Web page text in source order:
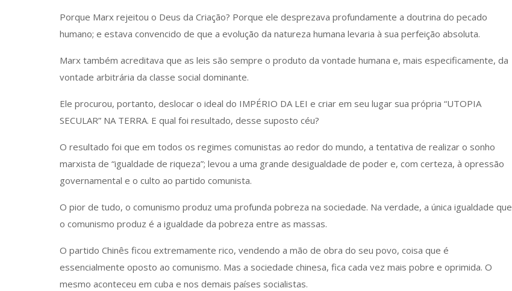
Porque Marx rejeitou o Deus da Criação? Porque ele desprezava profundamente a doutrina do pecado
humano; e estava convencido de que a evolução da natureza humana levaria à sua perfeição absoluta.
Marx também acreditava que as leis são sempre o produto da vontade humana e, mais especificamente, da
vontade arbitrária da classe social dominante.
Ele procurou, portanto, deslocar o ideal do IMPÉRIO DA LEI e criar em seu lugar sua própria “UTOPIA
SECULAR” NA TERRA. E qual foi resultado, desse suposto céu?
O resultado foi que em todos os regimes comunistas ao redor do mundo, a tentativa de realizar o sonho
marxista de “igualdade de riqueza”; levou a uma grande desigualdade de poder e, com certeza, à opressão
governamental e o culto ao partido comunista.
O pior de tudo, o comunismo produz uma profunda pobreza na sociedade. Na verdade, a única igualdade que
o comunismo produz é a igualdade da pobreza entre as massas.
O partido Chinês ficou extremamente rico, vendendo a mão de obra do seu povo, coisa que é
essencialmente oposto ao comunismo. Mas a sociedade chinesa, fica cada vez mais pobre e oprimida. O
mesmo aconteceu em cuba e nos demais países socialistas.